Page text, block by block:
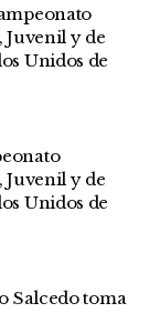
y de
Unidos de
y de
Unidos de
Salcedo toma